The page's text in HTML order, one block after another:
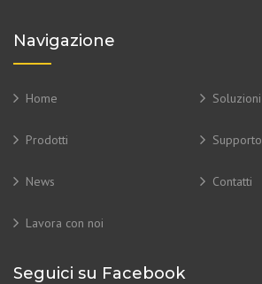
Navigazione
Home Soluzioni
Prodotti Supporto
News Contatti
Lavora con noi
Seguici su Facebook